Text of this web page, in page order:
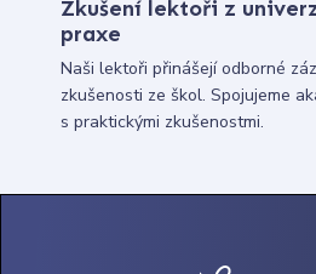
Zkušení lektoři z
praxe
Naši lektoři přinášejí odborné
zkušenosti ze škol. Spojujeme
s praktickými zkušenostmi.